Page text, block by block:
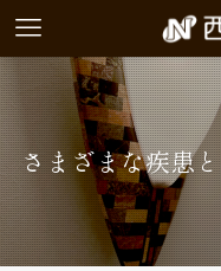
さまざまな疾患